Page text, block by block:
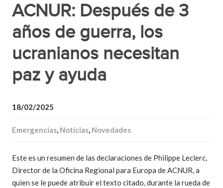
ACNUR: Después de 3
años de guerra, los
ucranianos necesitan
paz y ayuda
18/02/2025
Emergencias, Noticias, Novedades
Este es un resumen de las declaraciones de Philippe Leclerc,
Director de la Oficina Regional para Europa de ACNUR, a
quien se le puede atribuir el texto citado, durante la rueda de